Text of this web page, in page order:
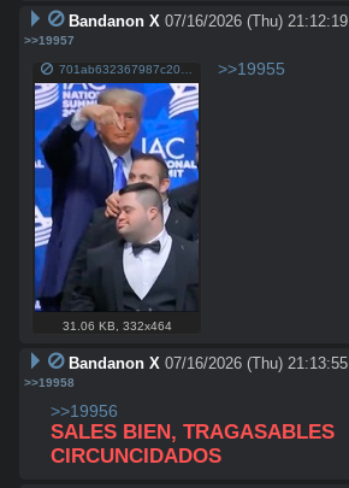
Bandanon X 07/16/2026 (Thu) 21:12:19
>>19957
31.06 KB 332x464
>>19955
Bandanon X 07/16/2026 (Thu) 21:13:55
>>19958
>>19956
SALES BIEN, TRAGASABLES
CIRCUNCIDADOS